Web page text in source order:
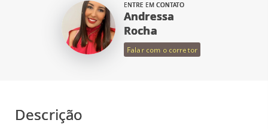
ENTRE EM CONTATO
Andressa
Rocha
Falar com o corretor
Descrição